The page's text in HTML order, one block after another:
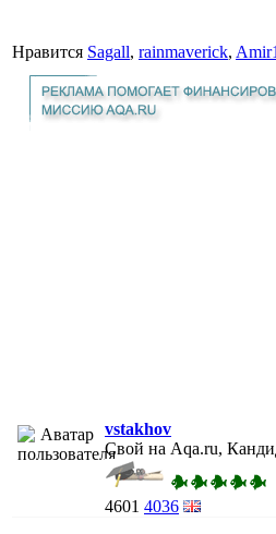
Нравится Sagall, rainmaverick,
vstakhov
Свой на Aqa.ru,
4601 4036